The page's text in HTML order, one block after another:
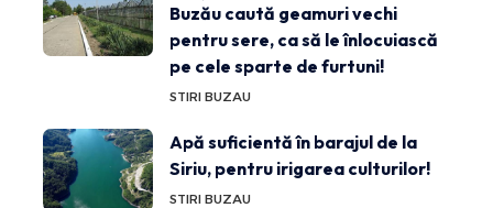
Buzău caută geamuri vechi
pentru sere, ca să le înlocuiască
pe cele sparte de furtuni!
STIRI BUZAU
Apă suficientă în barajul de la
Siriu, pentru irigarea culturilor!
STIRI BUZAU